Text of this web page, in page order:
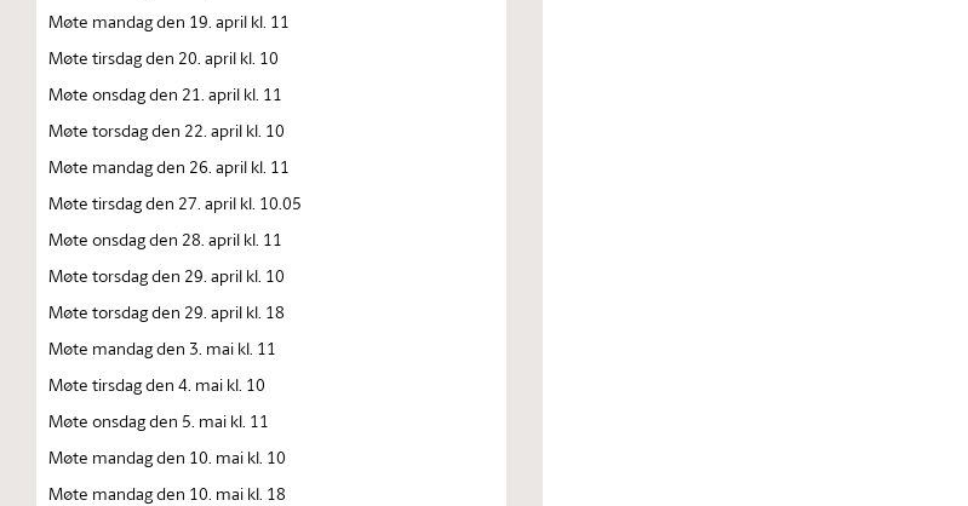
Møte mandag den 19. april kl. 11
Møte tirsdag den 20. april kl. 10
Møte onsdag den 21. april kl. 11
Møte torsdag den 22. april kl. 10
Møte mandag den 26. april kl. 11
Møte tirsdag den 27. april kl. 10.05
Møte onsdag den 28. april kl. 11
Møte torsdag den 29. april kl. 10
Møte torsdag den 29. april kl. 18
Møte mandag den 3. mai kl. 11
Møte tirsdag den 4. mai kl. 10
Møte onsdag den 5. mai kl. 11
Møte mandag den 10. mai kl. 10
Møte mandag den 10. mai kl. 18